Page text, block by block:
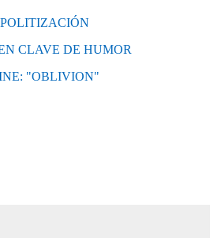
POLITIZACIÓN
CLAVE DE HUMOR
"OBLIVION"